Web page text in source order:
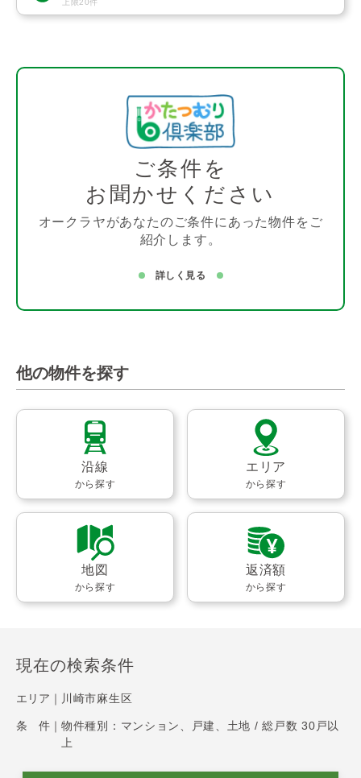
上限20件
ご条件を
お聞かせください
オークラヤがあなたのご条件にあった物件をご
紹介します。
詳しく見る
他の物件を探す
沿線
から探す
エリア
から探す
地図
から探す
返済額
から探す
現在の検索条件
エリア｜ 川崎市麻生区
条 件｜ 物件種別：マンション、戸建、土地 / 総戸数 30戸以
上